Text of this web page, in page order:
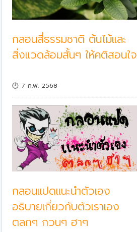
กลอนสี่ธรรมชาติ ต้นไม้และ
สิ่งแวดล้อมสั้นๆ ให้คติสอนใจ
🕑 7 ก.พ. 2568
กลอนแปดแนะนำตัวเอง
อธิบายเกี่ยวกับตัวเราเอง
ตลกๆ กวนๆ ฮาๆ